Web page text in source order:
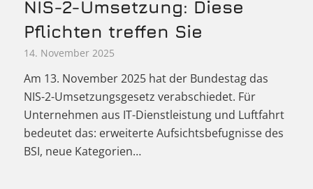
NIS-2-Umsetzung: Diese
Pflichten treffen Sie
14. November 2025
Am 13. November 2025 hat der Bundestag das
NIS-2-Umsetzungsgesetz verabschiedet. Für
Unternehmen aus IT-Dienstleistung und Luftfahrt
bedeutet das: erweiterte Aufsichtsbefugnisse des
BSI, neue Kategorien…